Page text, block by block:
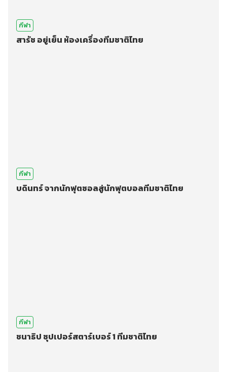
กีฬา
สารัช อยู่เย็น ห้องเครื่องทีมชาติไทย
กีฬา
บดินทร์ จากนักฟุตซอลสู่นักฟุตบอลทีมชาติไทย
กีฬา
ชนาธิป ซุปเปอร์สตาร์เบอร์ 1 ทีมชาติไทย